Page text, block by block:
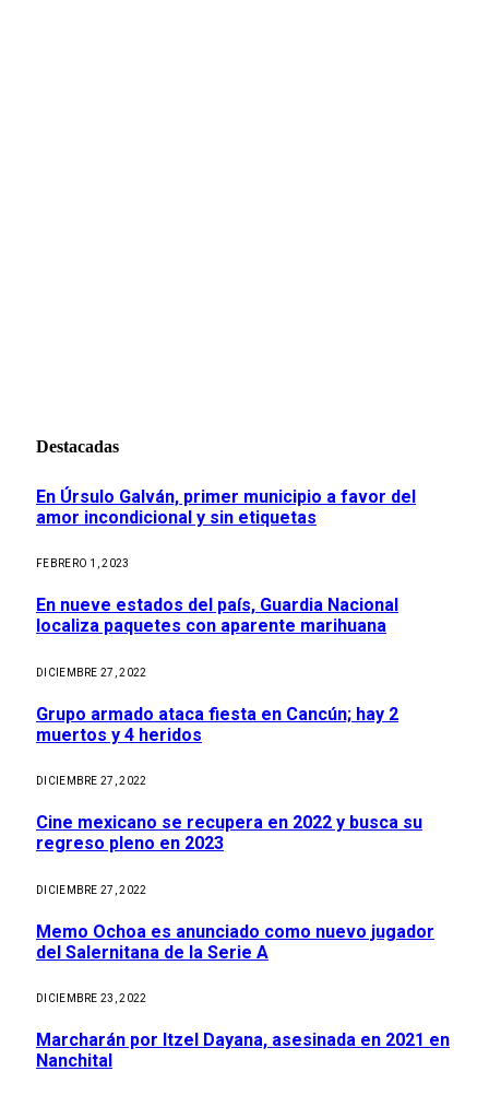
Destacadas
En Úrsulo Galván, primer municipio a favor del
amor incondicional y sin etiquetas
FEBRERO 1, 2023
En nueve estados del país, Guardia Nacional
localiza paquetes con aparente marihuana
DICIEMBRE 27, 2022
Grupo armado ataca fiesta en Cancún; hay 2
muertos y 4 heridos
DICIEMBRE 27, 2022
Cine mexicano se recupera en 2022 y busca su
regreso pleno en 2023
DICIEMBRE 27, 2022
Memo Ochoa es anunciado como nuevo jugador
del Salernitana de la Serie A
DICIEMBRE 23, 2022
Marcharán por Itzel Dayana, asesinada en 2021 en
Nanchital